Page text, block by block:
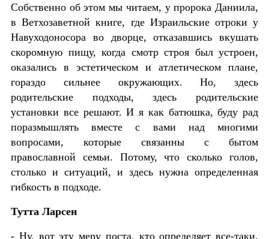
Собственно об этом мы читаем, у пророка Даниила,
в Ветхозаветной книге, где Израильские отроки у
Навуходоносора во дворце, отказавшись вкушать
скоромную пищу, когда смотр строя был устроен,
оказались в эстетическом и атлетическом плане,
гораздо сильнее окружающих. Но, здесь
родительские подходы, здесь родительские
установки все решают. И я как батюшка, буду рад
поразмышлять вместе с вами над многими
вопросами, которые связанны с бытом
православной семьи. Потому, что сколько голов,
столько и ситуаций, и здесь нужна определенная
гибкость в подходе.
Тутта Ларсен
- Ну, вот эту меру поста, кто определяет все-таки,